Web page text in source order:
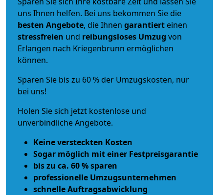
uns Ihnen helfen. Bei uns bekommen Sie die
besten Angebote, die Ihnen garantiert einen
stressfreien und reibungsloses Umzug von
Erlangen nach Kriegenbrunn ermöglichen
können.
Sparen Sie bis zu 60 % der Umzugskosten, nur
bei uns!
Holen Sie sich jetzt kostenlose und
unverbindliche Angebote.
Keine versteckten Kosten
Sogar möglich mit einer Festpreisgarantie
bis zu ca. 60 % sparen
professionelle Umzugsunternehmen
schnelle Auftragsabwicklung